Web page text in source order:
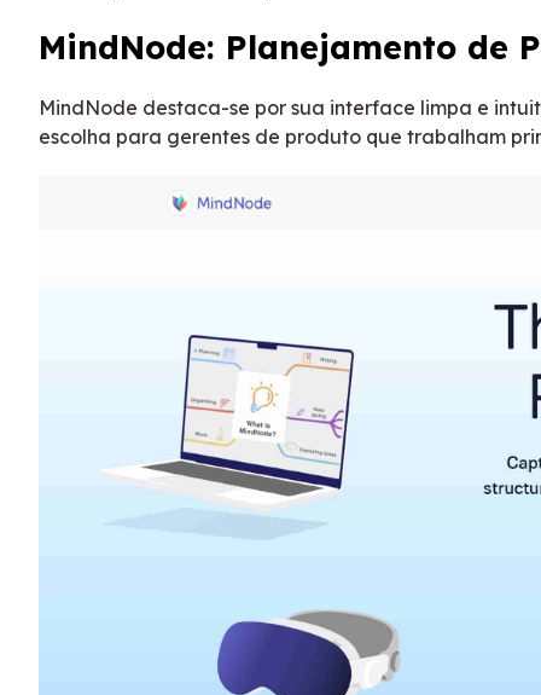
MindNode: Planejamento de
MindNode destaca-se por sua interface limpa e
escolha para gerentes de produto que trabalham